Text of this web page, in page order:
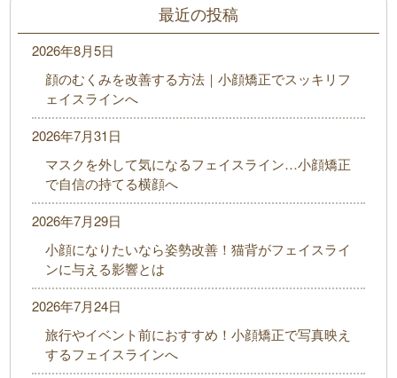
最近の投稿
顔のむくみを改善する方法｜小顔矯正でスッキリフ
ェイスラインへ
2026年8月5日
マスクを外して気になるフェイスライン…小顔矯正
で自信の持てる横顔へ
2026年7月31日
小顔になりたいなら姿勢改善！猫背がフェイスライ
ンに与える影響とは
2026年7月29日
旅行やイベント前におすすめ！小顔矯正で写真映え
するフェイスラインへ
2026年7月24日